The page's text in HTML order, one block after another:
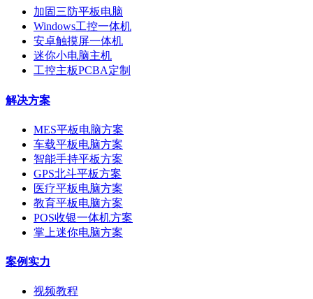
加固三防平板电脑
Windows工控一体机
安卓触摸屏一体机
迷你小电脑主机
工控主板PCBA定制
解决方案
MES平板电脑方案
车载平板电脑方案
智能手持平板方案
GPS北斗平板方案
医疗平板电脑方案
教育平板电脑方案
POS收银一体机方案
掌上迷你电脑方案
案例实力
视频教程